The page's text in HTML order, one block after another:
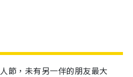
節，未有另一伴的朋友最大